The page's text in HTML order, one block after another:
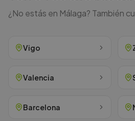
¿No estás en Málaga? También
Vigo
Valencia
Barcelona